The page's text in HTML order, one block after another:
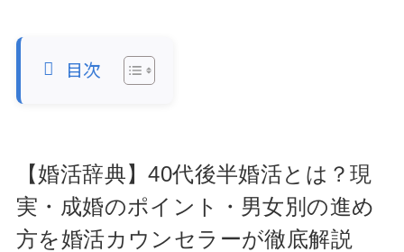
目次
【婚活辞典】40代後半婚活とは？現
実・成婚のポイント・男女別の進め
方を婚活カウンセラーが徹底解説